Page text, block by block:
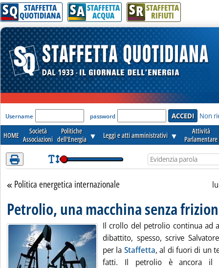
Attenzione! Esegui l'accesso per lèggere interamente la notizia.
SQ STAFFETTA
QUOTIDIANA SA STAFFETTA
ACQUA SR STAFFETTA
RIFIUTI
'Modulo Login per accedere'
Username password Non
HOME
Società
Associazioni
Politiche
dell'Energia ▼ Leggi e atti amministrativi ▼
Attività
Parlamentare
Torna alla sezione
Politica energetica internazionale
Petrolio, una macchina senza
Il crollo del petrolio continua ad
dibattito, spesso, scrive
per la Staffetta, al di fuori di un
fatti. Il petrolio è ancora il